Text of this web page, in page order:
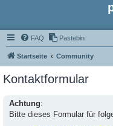
FAQ Pastebin
Startseite Community
Kontaktformular
Achtung:
Bitte dieses Formular für